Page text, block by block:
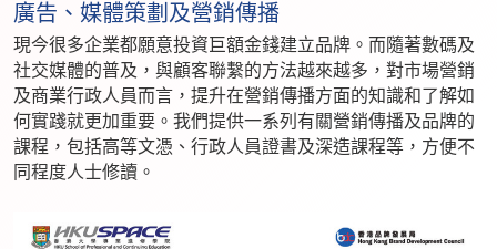
廣告、媒體策劃及營銷傳播
現今很多企業都願意投資巨額金錢建立品牌。而隨著數碼及
社交媒體的普及，與顧客聯繫的方法越來越多，對市場營銷
及商業行政人員而言，提升在營銷傳播方面的知識和了解如
何實踐就更加重要。我們提供一系列有關營銷傳播及品牌的
課程，包括高等文憑、行政人員證書及深造課程等，方便不
同程度人士修讀。